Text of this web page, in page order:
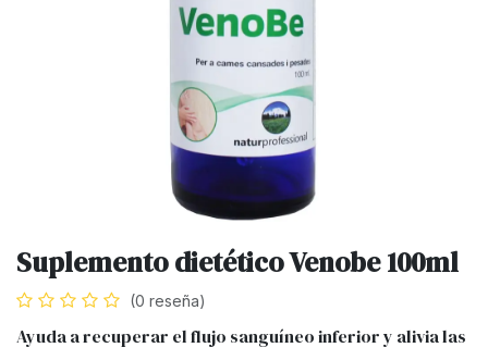
Suplemento dietético Venobe 100ml
(0 reseña)
Ayuda a recuperar el flujo sanguíneo inferior y alivia las